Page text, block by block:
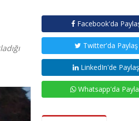
Facebook'da
Twitter'da Paylaş
LinkedIn'de Paylaş
Whatsapp'da